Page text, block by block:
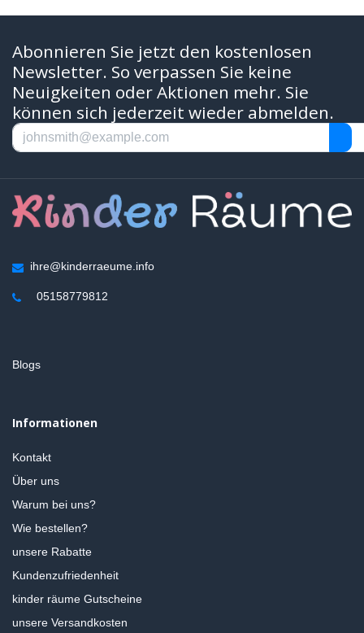
Abonnieren Sie jetzt den kostenlosen
Newsletter. So verpassen Sie keine
Neuigkeiten oder Aktionen mehr. Sie
können sich jederzeit wieder abmelden.
ihre@kinderraeume.info
05158779812
Blogs
Informationen
Kontakt
Über uns
Warum bei uns?
Wie bestellen?
unsere Rabatte
Kundenzufriedenheit
kinder räume Gutscheine
unsere Versandkosten